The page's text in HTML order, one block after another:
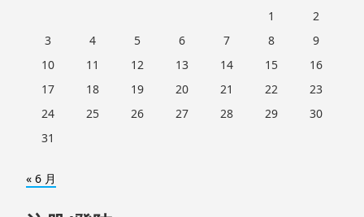
1
2
3
4 5 6 7 8
9
10
11 12 13 14 15
16
17
18 19 20 21 22
23
24
25 26 27 28 29
30
31
« 6 月